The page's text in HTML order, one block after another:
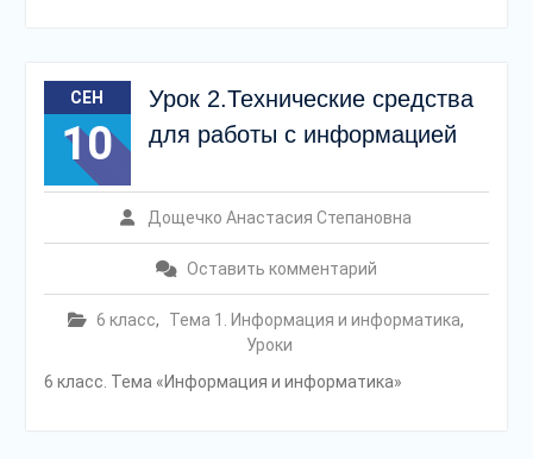
СЕН
10
Урок 2.Технические средства
для работы с информацией
Дощечко Анастасия Степановна
Оставить комментарий
6 класс, Тема 1. Информация и информатика,
Уроки
6 класс. Тема «Информация и информатика»